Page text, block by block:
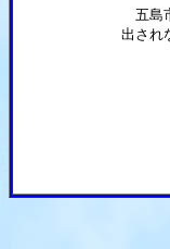
五島
出され